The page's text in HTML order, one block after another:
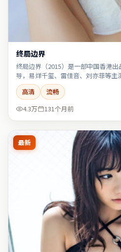
终局边界
终局边界（2015）是一部中国香港
导，易烊千玺、雷佳音、刘亦菲等主
整。
高清
流畅
4.3万
131个月前
最新